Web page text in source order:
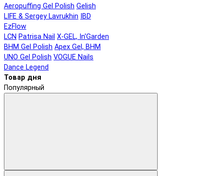
Aeropuffing Gel Polish Gelish
LIFE & Sergey Lavrukhin
IBD
EzFlow
LCN Patrisa Nail X-GEL, In'Garden
BHM Gel Polish Apex Gel, BHM
UNO Gel Polish VOGUE Nails
Dance Legend
Товар дня
Популярный